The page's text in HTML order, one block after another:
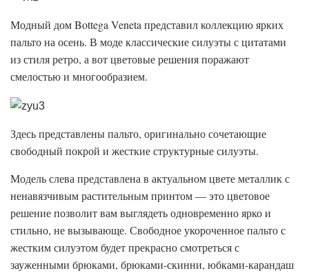
Модный дом Bottega Veneta представил коллекцию ярких
пальто на осень. В моде классические силуэты с цитатами
из стиля ретро, а вот цветовые решения поражают
смелостью и многообразием.
Здесь представлены пальто, оригинально сочетающие
свободный покрой и жесткие структурные силуэты.
Модель слева представлена в актуальном цвете металлик с
ненавязчивым растительным принтом — это цветовое
решение позволит вам выглядеть одновременно ярко и
стильно, не вызывающе. Свободное укороченное пальто с
жестким силуэтом будет прекрасно смотреться с
зауженными брюками, брюками-скинни, юбками-карандаш